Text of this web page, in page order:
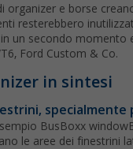
organizer e borse
resterebbero
un secondo momento
Ford Custom & Co.
in sintesi
specialmente
BusBoxx
le aree dei finestrini